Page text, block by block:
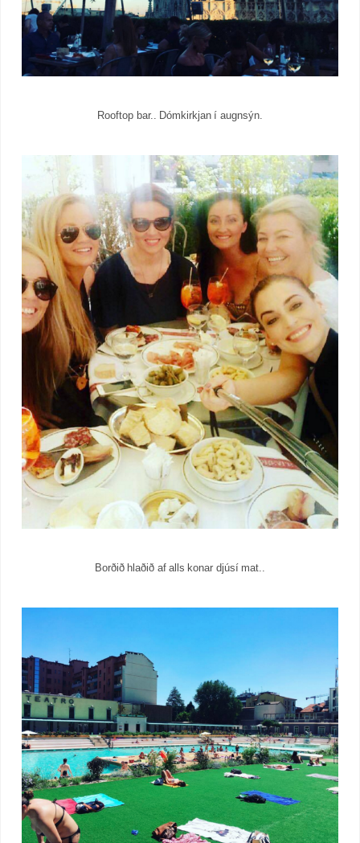
Rooftop bar.. Dómkirkjan í augnsýn.
Borðið hlaðið af alls konar djúsí mat..